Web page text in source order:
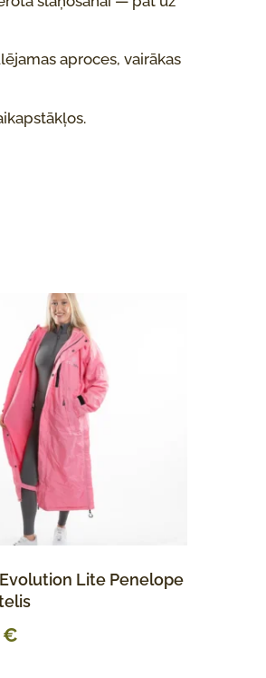
aproces, vairākas
Lite Penelope
€